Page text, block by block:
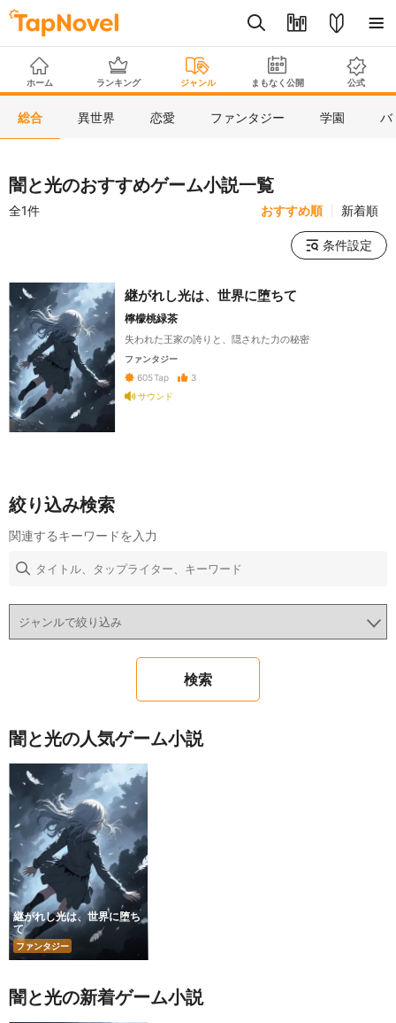
ホーム ランキング ジャンル まもなく公開 公式
総合 異世界 恋愛 ファンタジー 学園 バ
闇と光のおすすめゲーム小説一覧
全1件 おすすめ順 新着順
条件設定
継がれし光は、世界に堕ちて
檸檬桃緑茶
失われた王家の誇りと、隠された力の秘密
ファンタジー
605Tap
3
サウンド
絞り込み検索
関連するキーワードを入力
闇と光の人気ゲーム小説
継がれし光は、世界に堕ち
て
ファンタジー
闇と光の新着ゲーム小説